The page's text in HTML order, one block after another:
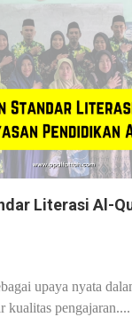
Literasi Al-
upaya nyata
kualitas pengajaran....